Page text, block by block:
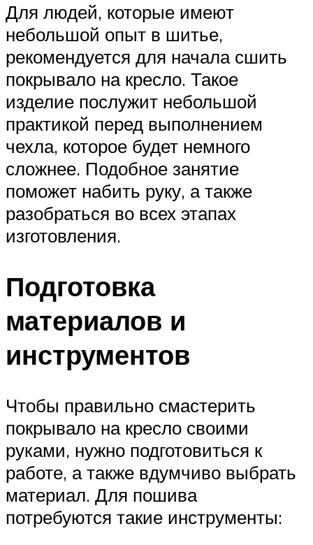
Для людей, которые имеют
небольшой опыт в шитье,
рекомендуется для начала сшить
покрывало на кресло. Такое
изделие послужит небольшой
практикой перед выполнением
чехла, которое будет немного
сложнее. Подобное занятие
поможет набить руку, а также
разобраться во всех этапах
изготовления.
Подготовка
материалов и
инструментов
Чтобы правильно смастерить
покрывало на кресло своими
руками, нужно подготовиться к
работе, а также вдумчиво выбрать
материал. Для пошива
потребуются такие инструменты: